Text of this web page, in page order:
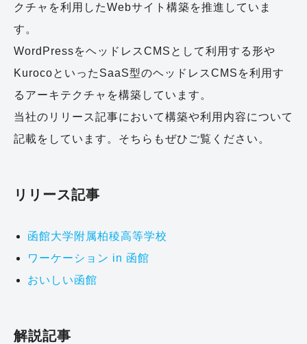
クチャを利用したWebサイト構築を推進していま
す。
WordPressをヘッドレスCMSとして利用する形や
KurocoといったSaaS型のヘッドレスCMSを利用す
るアーキテクチャを構築しています。
当社のリリース記事において構築や利用内容について
記載をしています。そちらもぜひご覧ください。
リリース記事
函館大学附属柏稜高等学校
ワーケーション in 函館
おいしい函館
解説記事